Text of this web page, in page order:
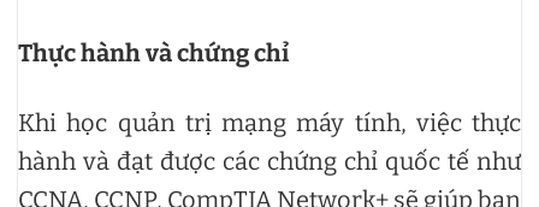
Thực hành và chứng chỉ
Khi học quản trị mạng máy tính, việc thực
hành và đạt được các chứng chỉ quốc tế như
CCNA, CCNP, CompTIA Network+ sẽ giúp bạn